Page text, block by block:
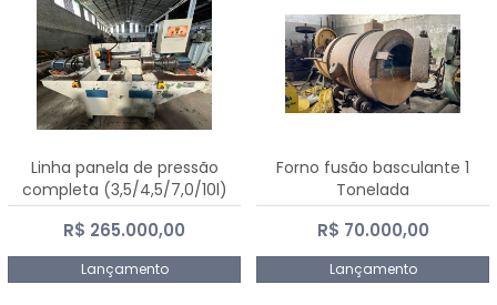
Linha panela de pressão
completa (3,5/4,5/7,0/10l)
R$ 265.000,00
Lançamento
Forno fusão basculante 1
Tonelada
R$ 70.000,00
Lançamento